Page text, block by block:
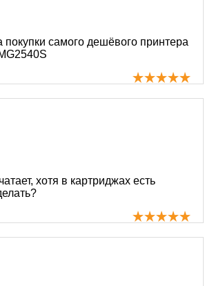
самого дешёвого принтера
хотя в картриджах есть